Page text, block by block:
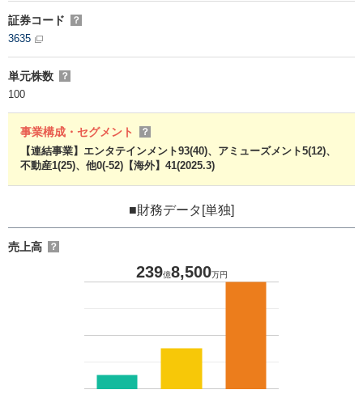
証券コード ？
3635
単元株数 ？
100
事業構成・セグメント ？
【連結事業】エンタテインメント93(40)、アミューズメント5(12)、
不動産1(25)、他0(-52)【海外】41(2025.3)
■財務データ[単独]
売上高 ？
239億8,500万円